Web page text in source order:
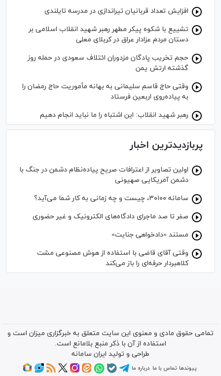
افزایش تعداد قربانیان تیراندازی در مدرسه تایلندی
تشییع با شکوه پیکر مطهر رهبر شهید انقلاب اسلامی بر
دستان مردم عزادار عراق در کربلای معلی
حجم تخریب پادگان مزدوران ائتلاف سعودی در حمله روز
گذشته ارتش یمن
وقتی حاج قاسم سلیمانی به بهانه مأموریت حاج رمضان را
به پیاده‌روی اربعین فرستاد
رهبر شهید انقلاب: این اشتباه را ما نباید انجام دهیم
پربازدیدترین اخبار
اولین تصاویر از اعترافات صریح پیاده‌نظام‌ دشمن در جنگ با
دشمن آمریکایی صهیونی
سامانه ۳۰۱۰۰، چیست و چه زمانی به کار شما می‌آید؟
صفر تا صد ماجرای دادگاه‌های الکترونیک و غیر حضوری
مستند «دادخواهی جنایت»
وقتی آقای قاضی با استفاده از هوش مصنوعی مشت
کلاهبردار حرفه‌ای را باز می‌کند
تمامی حقوق مادی و معنوی این سایت متعلق به خبرگزاری میزان است و
استفاده از آن با ذکر منبع بلامانع است.
طراحی و تولید ایران سامانه
پیوندها تماس با ما درباره ما